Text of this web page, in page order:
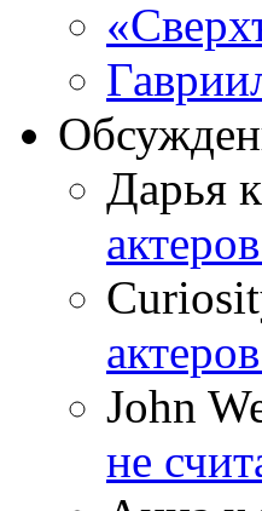
Дарья
John
не